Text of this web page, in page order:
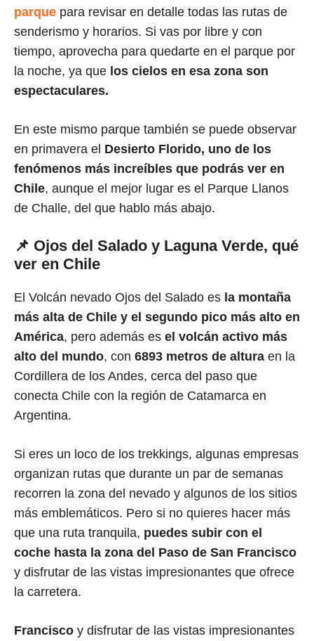
parque para revisar en detalle todas las rutas de
senderismo y horarios. Si vas por libre y con
tiempo, aprovecha para quedarte en el parque por
la noche, ya que los cielos en esa zona son
espectaculares.
En este mismo parque también se puede observar
en primavera el Desierto Florido, uno de los
fenómenos más increíbles que podrás ver en
Chile, aunque el mejor lugar es el Parque Llanos
de Challe, del que hablo más abajo.
📌 Ojos del Salado y Laguna Verde, qué
ver en Chile
El Volcán nevado Ojos del Salado es la montaña
más alta de Chile y el segundo pico más alto en
América, pero además es el volcán activo más
alto del mundo, con 6893 metros de altura en la
Cordillera de los Andes, cerca del paso que
conecta Chile con la región de Catamarca en
Argentina.
Si eres un loco de los trekkings, algunas empresas
organizan rutas que durante un par de semanas
recorren la zona del nevado y algunos de los sitios
más emblemáticos. Pero si no quieres hacer más
que una ruta tranquila, puedes subir con el
coche hasta la zona del Paso de San Francisco
y disfrutar de las vistas impresionantes que ofrece
la carretera.
Francisco y disfrutar de las vistas impresionantes